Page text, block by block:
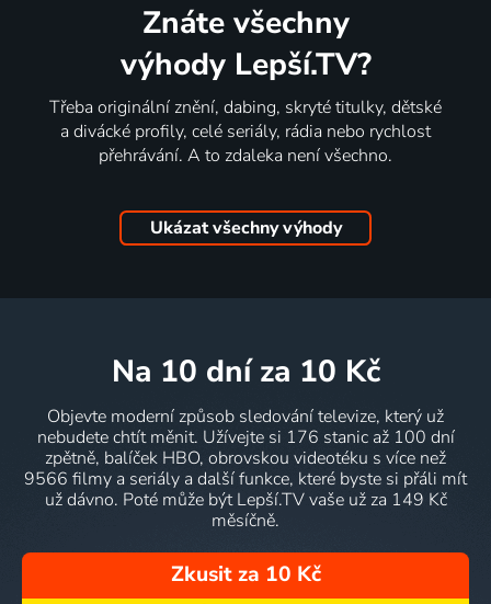
Znáte všechny
výhody Lepší.TV?
Třeba originální znění, dabing, skryté titulky, dětské
a divácké profily, celé seriály, rádia nebo rychlost
přehrávání. A to zdaleka není všechno.
Ukázat všechny výhody
na 10 dní za 10 Kč
Objevte moderní způsob sledování televize, který už
nebudete chtít měnit. Užívejte si 176 stanic až 100 dní
zpětně, balíček HBO, obrovskou videotéku s více než
9566 filmy a seriály a další funkce, které byste si přáli mít
už dávno. Poté může být Lepší.TV vaše už za 149 Kč
měsíčně.
Zkusit za 10 Kč